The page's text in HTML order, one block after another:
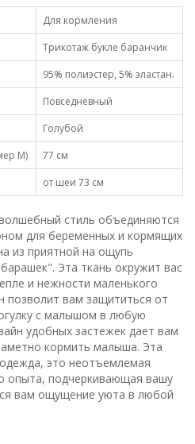
Для кормления
Трикотаж букле баранчик
95% полиэстер, 5% эластан.
Повседневный
Голубой
М)
77 см
от шеи 73 см
стиль объединяются
для беременных и кормящих
из приятной на ощупь
Эта ткань окружит вас
и нежности маленького
вам защититься от
с малышом в любую
удобных застежек дает вам
кормить малыша. Эта
это неотъемлемая
опыта, подчеркивающая вашу
вам ощущение уюта в любой